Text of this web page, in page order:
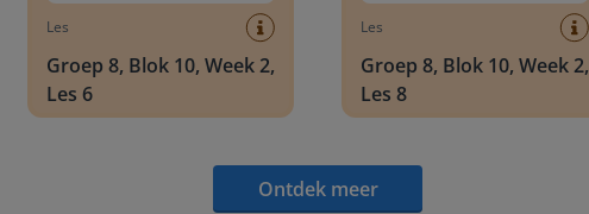
Les
Groep 8, Blok 10, Week 2,
Les 6
Les
Groep 8, Blok 10, Week 2,
Les 8
Ontdek meer